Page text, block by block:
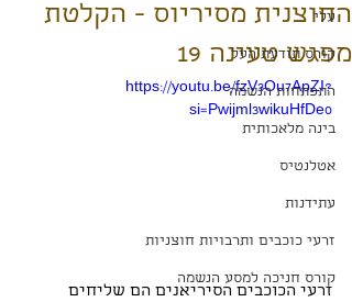
עלי
קורס תודעת העל
התפתחות הנשמה
בינה מלאכותית
אטלנטיס
עתידנות
זרעי כוכבים ותרבויות חוצניות
קורס חניכה למסע הנשמה
החוצנית מסיריוס - הקלטת
מפגש טעינה 19
https://youtu.be/fzV3Ou7ApZI?
si=Pwijml3wikuHfDe0
זרעי הכוכבים הסיריאנים הם שליחים